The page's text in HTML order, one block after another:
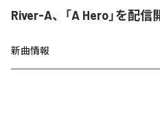
River-A、「A Hero」を配信
新曲情報